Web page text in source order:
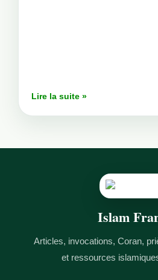
Lire la suite »
Islam
Articles, invocations, Coran,
et ressources